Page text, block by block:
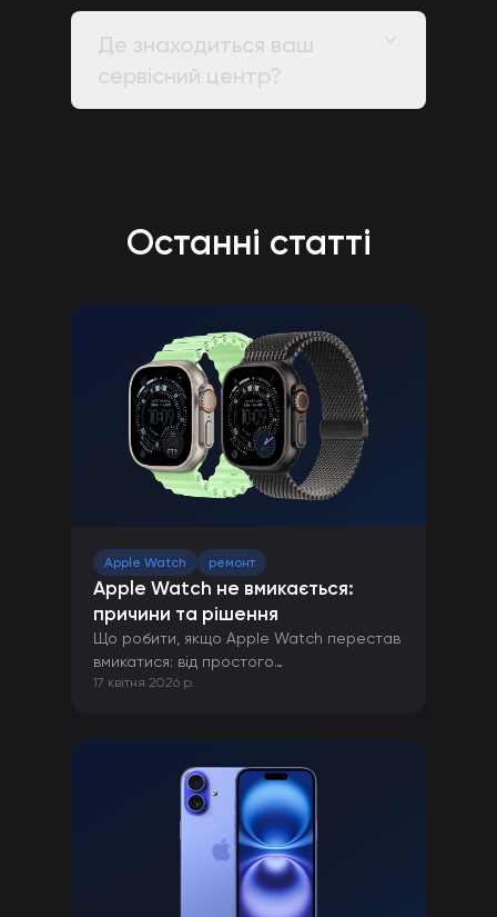
Де знаходиться ваш
сервісний центр?
Останні статті
Apple Watch ремонт
Apple Watch не вмикається:
причини та рішення
Що робити, якщо Apple Watch перестав
вмикатися: від простого
перезавантаження до ремонту в сервісі.
17 квітня 2026 р.